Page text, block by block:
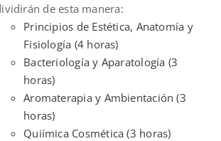
de esta manera:
Principios de Estética, Anatomía y
Fisiología (4 horas)
Bacteriología y Aparatología (3
horas)
Aromaterapia y Ambientación (3
horas)
Quiímica Cosmética (3 horas)